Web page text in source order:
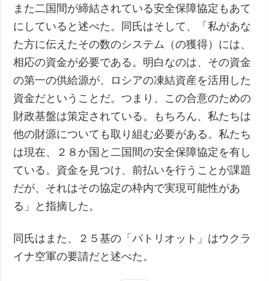
また二国間が締結されている安全保障協定もあて
にしていると述べた。同氏はそして、「私があな
た方に伝えたその数のシステム（の獲得）には、
相応の資金が必要である。明白なのは、その資金
の第一の供給源が、ロシアの凍結資産を活用した
資金だということだ。つまり、この合意のための
財政基盤は策定されている。もちろん、私たちは
他の財源についても取り組む必要がある。私たち
は現在、２８か国と二国間の安全保障協定を有し
ている。資金を見つけ、前払いを行うことが課題
だが、それはその協定の枠内で実現可能性があ
る」と指摘した。
同氏はまた、２５基の「パトリオット」はウクラ
イナ空軍の要請だと述べた。